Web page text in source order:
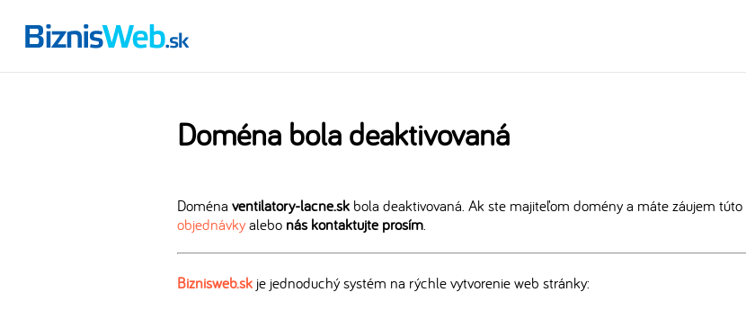
Doména bola deaktivovaná
Doména ventilatory-lacne.sk bola deaktivovaná. Ak ste majiteľom domény a máte záujem
objednávkyalebo nás kontaktujte prosím
Biznisweb.sk je jednoduchý systém na rýchle vytvorenie web stránky: